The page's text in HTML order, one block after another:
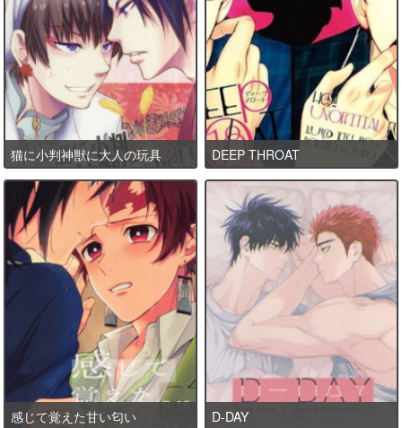
猫に小判神獣に大人の玩具 DEEP THROAT
感じて覚えた甘い匂い D-DAY